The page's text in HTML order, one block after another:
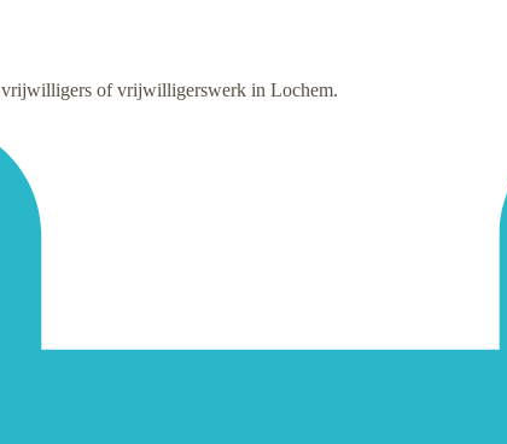
vrijwilligers of vrijwilligerswerk in Lochem.